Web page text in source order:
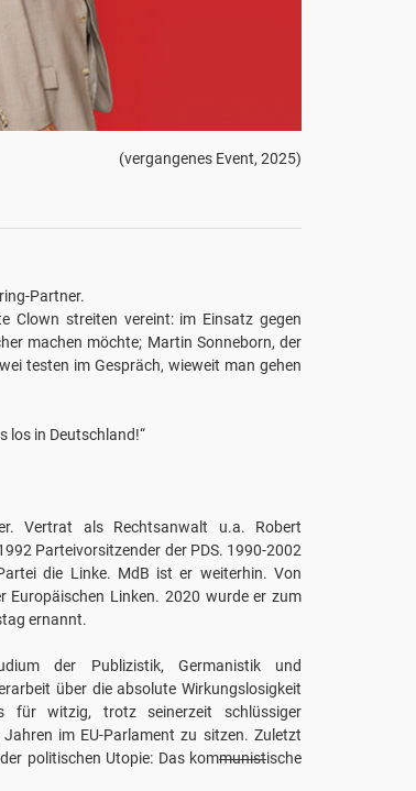
(vergangenes Event, 2025)
Partner.
Clown streiten vereint: im Einsatz gegen
machen möchte; Martin Sonneborn, der
testen im Gespräch, wieweit man gehen
los in Deutschland!“
Vertrat als Rechtsanwalt u.a. Robert
Parteivorsitzender der PDS. 1990-2002
die Linke. MdB ist er weiterhin. Von
Europäischen Linken. 2020 wurde er zum
ernannt.
der Publizistik, Germanistik und
über die absolute Wirkungslosigkeit
für witzig, trotz seinerzeit schlüssiger
im EU-Parlament zu sitzen. Zuletzt
politischen Utopie: Das kommunistische